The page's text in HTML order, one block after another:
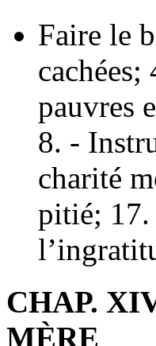
Faire le
pauvres
8. -
charité
pitié; 17.
CHAP.
MÈRE